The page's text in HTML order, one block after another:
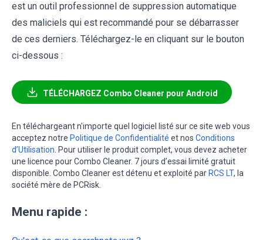
est un outil professionnel de suppression automatique
des maliciels qui est recommandé pour se débarrasser
de ces derniers. Téléchargez-le en cliquant sur le bouton
ci-dessous :
TÉLÉCHARGEZ Combo Cleaner pour Android
En téléchargeant n'importe quel logiciel listé sur ce site web vous
acceptez notre Politique de Confidentialité et nos Conditions
d’Utilisation. Pour utiliser le produit complet, vous devez acheter
une licence pour Combo Cleaner. 7 jours d’essai limité gratuit
disponible. Combo Cleaner est détenu et exploité par RCS LT, la
société mère de PCRisk.
Menu rapide :